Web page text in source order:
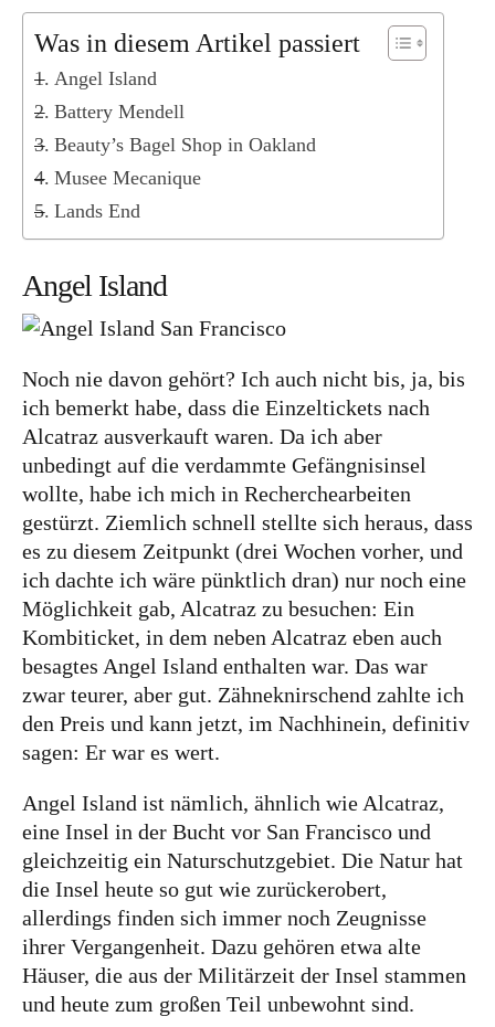
Südkorea
Baltikum
Nordeuropa
Färöer Inseln
Finnland
Norwegen
Schweden
Osteuropa
Bosnien und Herzegowina
Kroatien
Moldau
Polen
Rumänien
Slowakei
Ungarn
Südeuropa
Griechenland
Italien
Malta
Spanien
Was in diesem Artikel passiert
Angel Island
Battery Mendell
Beauty’s Bagel Shop in Oakland
Musee Mecanique
Lands End
Angel Island
Noch nie davon gehört? Ich auch nicht bis, ja, bis
ich bemerkt habe, dass die Einzeltickets nach
Alcatraz ausverkauft waren. Da ich aber
unbedingt auf die verdammte Gefängnisinsel
wollte, habe ich mich in Recherchearbeiten
gestürzt. Ziemlich schnell stellte sich heraus, dass
es zu diesem Zeitpunkt (drei Wochen vorher, und
ich dachte ich wäre pünktlich dran) nur noch eine
Möglichkeit gab, Alcatraz zu besuchen: Ein
Kombiticket, in dem neben Alcatraz eben auch
besagtes Angel Island enthalten war. Das war
zwar teurer, aber gut. Zähneknirschend zahlte ich
den Preis und kann jetzt, im Nachhinein, definitiv
sagen: Er war es wert.
Angel Island ist nämlich, ähnlich wie Alcatraz,
eine Insel in der Bucht vor San Francisco und
gleichzeitig ein Naturschutzgebiet. Die Natur hat
die Insel heute so gut wie zurückerobert,
allerdings finden sich immer noch Zeugnisse
ihrer Vergangenheit. Dazu gehören etwa alte
Häuser, die aus der Militärzeit der Insel stammen
und heute zum großen Teil unbewohnt sind.